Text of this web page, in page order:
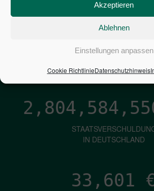
Akzeptieren
Ablehnen
Einstellungen anpassen
Cookie RichtlinieDatenschutzhinweis
1,601
ZINSEN
PRO SEKUNDE
IN DEUTSCHLAND
33,601